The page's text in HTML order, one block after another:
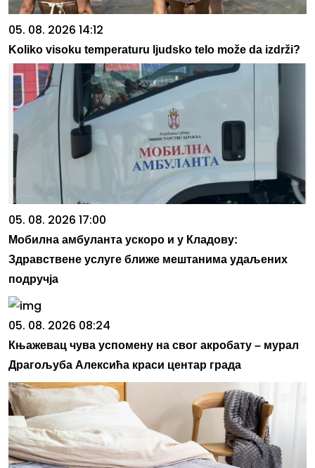
05. 08. 2026 14:12
Koliko visoku temperaturu ljudsko telo može da izdrži?
05. 08. 2026 17:00
Мобилна амбуланта ускоро и у Кладову:
Здравствене услуге ближе мештанима удаљених
подручја
05. 08. 2026 08:24
Књажевац чува успомену на свог акробату – мурал
Драгoљуба Алексића краси центар града